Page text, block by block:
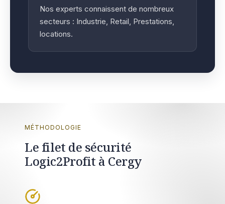
Nos experts connaissent de nombreux
secteurs : Industrie, Retail, Prestations,
locations.
MÉTHODOLOGIE
Le filet de sécurité
Logic2Profit à Cergy